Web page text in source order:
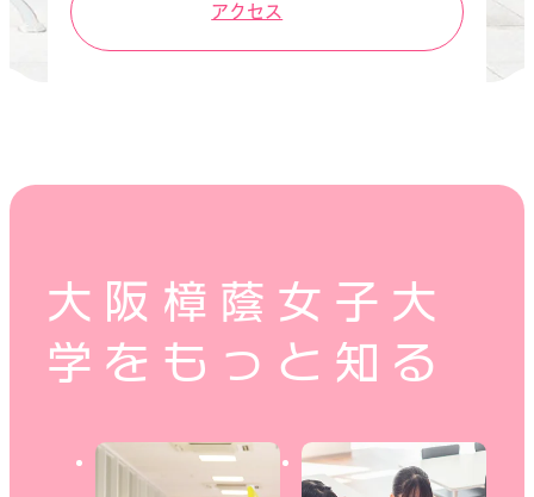
アクセス
大阪樟蔭女子大
学をもっと知る